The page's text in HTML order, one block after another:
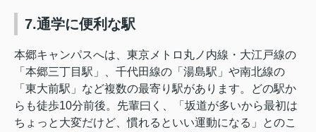
7.通学に便利な駅
本郷キャンパスへは、東京メトロ丸ノ内線・大江戸線の
「本郷三丁目駅」、千代田線の「湯島駅」や南北線の
「東大前駅」など複数の最寄り駅があります。どの駅か
らも徒歩10分前後。先輩曰く、「坂道が多いから最初は
ちょっと大変だけど、慣れるといい運動になる」とのこ